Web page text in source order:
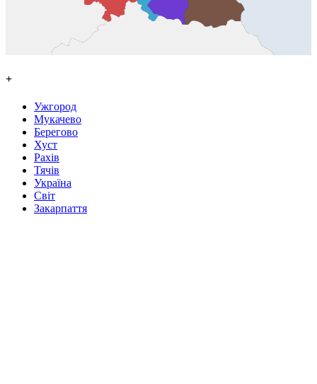
+
Ужгород
Мукачево
Берегово
Хуст
Рахів
Тячів
Україна
Світ
Закарпаття